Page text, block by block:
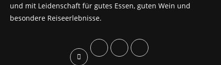
und mit Leidenschaft für gutes Essen, guten Wein und
besondere Reiseerlebnisse.